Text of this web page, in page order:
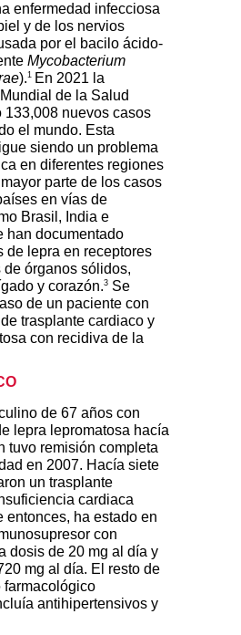
enfermedad infecciosa
y de los nervios
por el bacilo ácido-
Mycobacterium
).1
En 2021 la
de la Salud
133,008 nuevos casos
el mundo. Esta
siendo un problema
en diferentes regiones
parte de los casos
en vías de
Brasil, India e
han documentado
de lepra en receptores
de órganos sólidos,
y corazón.3 Se
de un paciente con
trasplante cardiaco y
con recidiva de la
de 67 años con
lepra lepromatosa hacía
tuvo remisión completa
en 2007. Hacía siete
un trasplante
cardiaca
entonces, ha estado en
con
dosis de 20 mg al día y
mg al día. El resto de
farmacológico
antihipertensivos y